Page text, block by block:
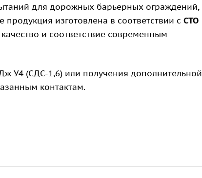
для дорожных барьерных ограждений,
изготовлена в соответствии с СТО
и соответствие современным
У4 (СДС-1,6) или получения дополнительной
контактам.